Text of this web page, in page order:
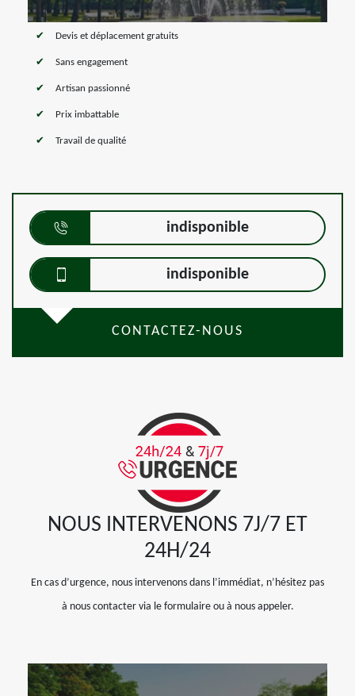
Devis et déplacement gratuits
Sans engagement
Artisan passionné
Prix imbattable
Travail de qualité
indisponible
indisponible
CONTACTEZ-NOUS
NOUS INTERVENONS 7J/7 ET
24H/24
En cas d’urgence, nous intervenons dans l’immédiat, n’hésitez pas
à nous contacter via le formulaire ou à nous appeler.